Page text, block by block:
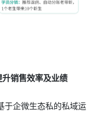
销售效率及业绩
于企微生态私的私域运